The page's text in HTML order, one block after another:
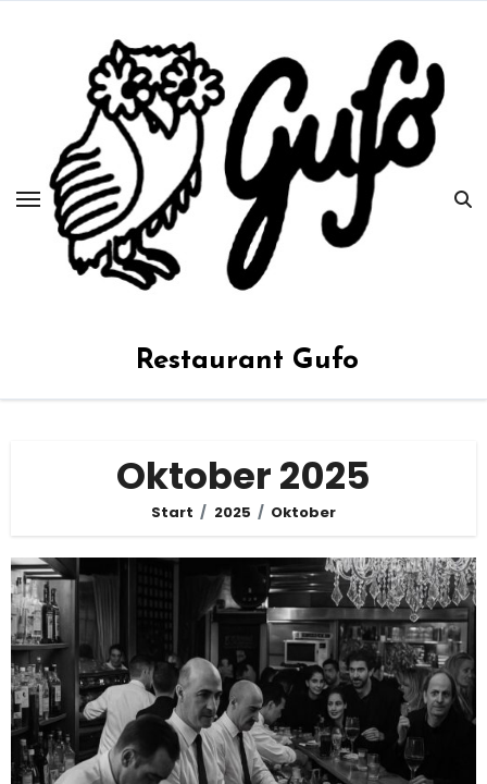
Restaurant Gufo
Oktober 2025
Start 2025 Oktober